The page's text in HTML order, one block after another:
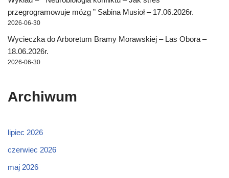
przegrogramowuje mózg ” Sabina Musioł – 17.06.2026r.
2026-06-30
Wycieczka do Arboretum Bramy Morawskiej – Las Obora –
18.06.2026r.
2026-06-30
Archiwum
lipiec 2026
czerwiec 2026
maj 2026